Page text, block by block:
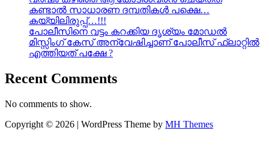
കണ്ടാൽ സാധാരണ ദമ്പതികൾ പക്ഷെ…
കയ്യിലിരുപ്പ്…!!!
പോലീസിനെ വട്ടം കറക്കിയ ദൃശ്യം മോഡല്‍
മിസ്സിംഗ് കേസ് അന്വേഷിച്ചാണ് പോലീസ് ഫ്ലാറ്റിൽ
എത്തിയത് പക്ഷേ ?
Recent Comments
No comments to show.
Copyright © 2026 | WordPress Theme by MH Themes